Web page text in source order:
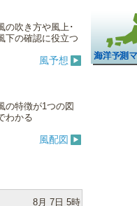
の吹き方や風上･
下の確認に役立つ
風予想
の特徴が1つの図
わかる
風配図
8月 7日 5時